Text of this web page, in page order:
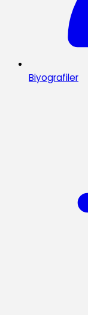
Biyografiler